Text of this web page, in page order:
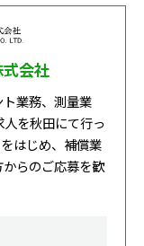
会社
業務、測量業
を秋田にて行っ
はじめ、補償業
らのご応募を歓